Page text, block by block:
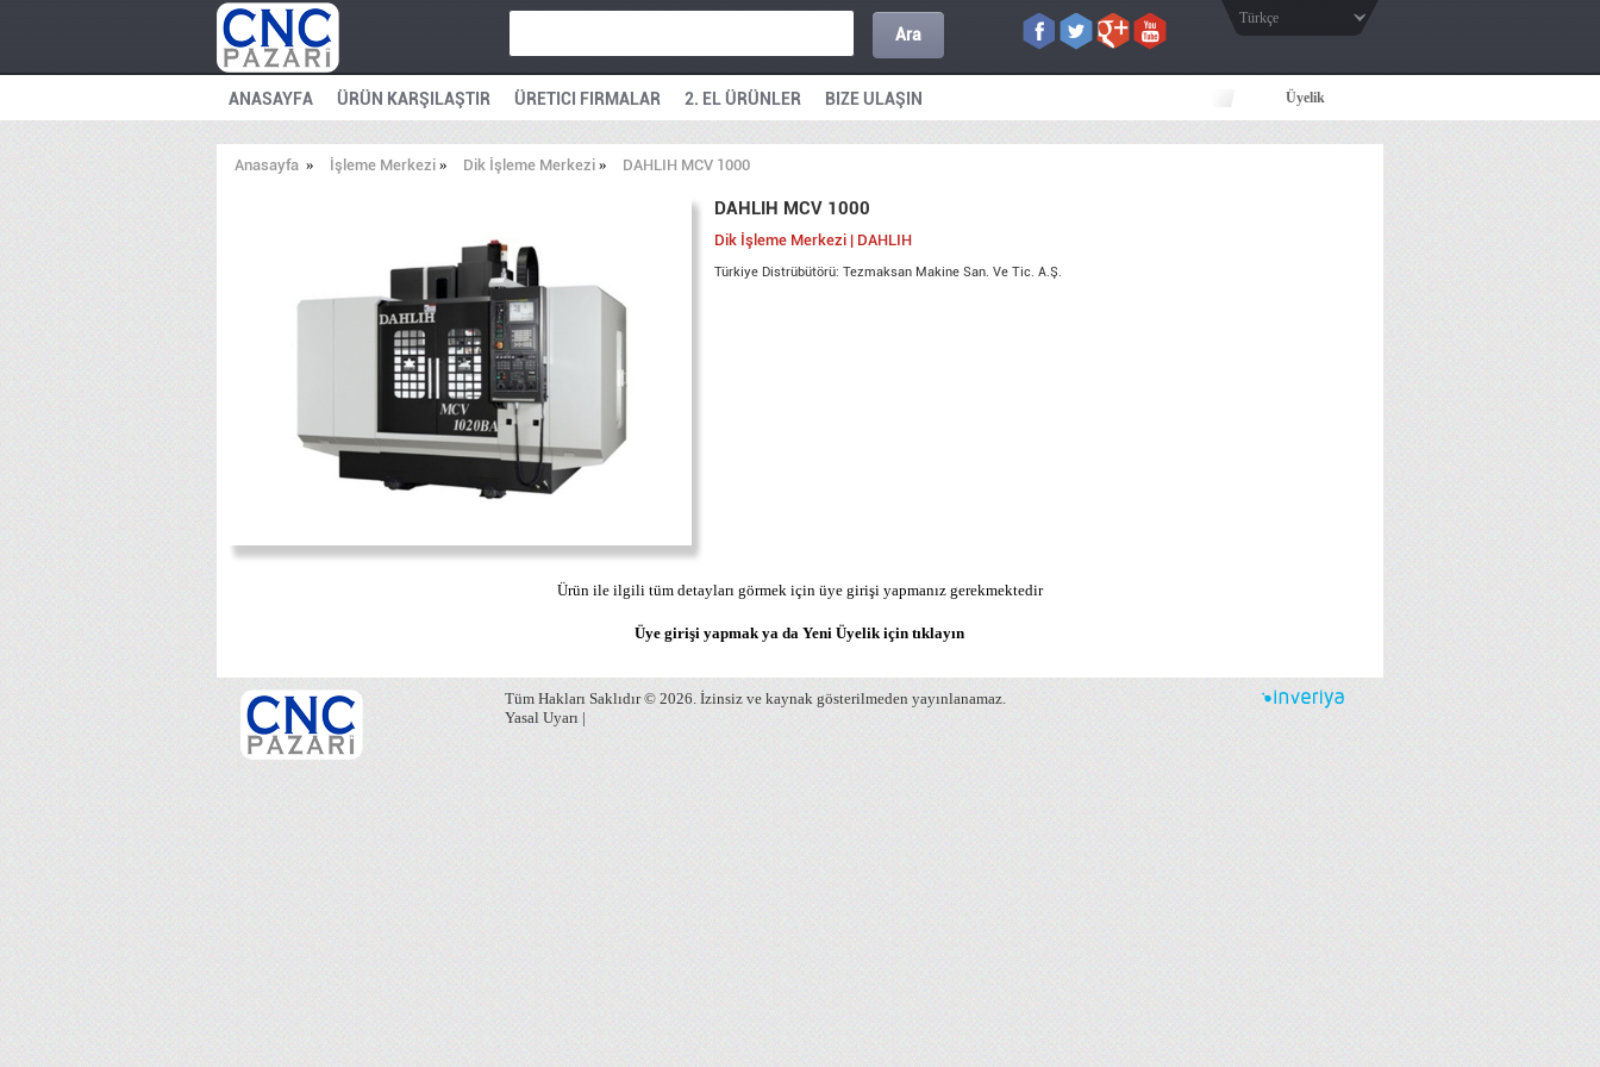
Ara
Türkçe
ANASAYFA ÜRÜN KARŞILAŞTIR ÜRETICI FIRMALAR 2. EL ÜRÜNLER BIZE ULAŞIN Üyelik
Anasayfa» İşleme Merkezi» Dik İşleme Merkezi» DAHLIH MCV 1000
DAHLIH MCV 1000
Dik İşleme Merkezi | DAHLIH
Türkiye Distrübütörü: Tezmaksan Makine San. Ve Tic. A.Ş.
Ürün ile ilgili tüm detayları görmek için üye girişi yapmanız gerekmektedir
Üye girişi yapmak ya da Yeni Üyelik içintıklayın
Tüm Hakları Saklıdır © 2026. İzinsiz ve kaynak gösterilmeden yayınlanamaz.
Yasal Uyarı|